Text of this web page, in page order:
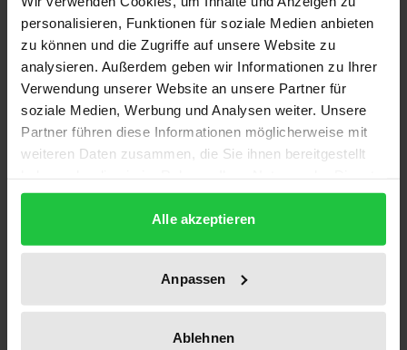
personalisieren, Funktionen für soziale Medien anbieten
zu können und die Zugriffe auf unsere Website zu
analysieren. Außerdem geben wir Informationen zu Ihrer
Verwendung unserer Website an unsere Partner für
soziale Medien, Werbung und Analysen weiter. Unsere
Partner führen diese Informationen möglicherweise mit
weiteren Daten zusammen, die Sie ihnen bereitgestellt
gesammelt haben.
Alle akzeptieren
Anpassen
Ablehnen
Auflage
ISBN
978-3-7890-1265-5
Untertitel
Erscheinungsdatum
1986